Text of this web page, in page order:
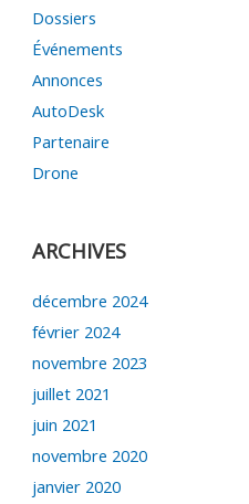
Dossiers
Événements
Annonces
AutoDesk
Partenaire
Drone
ARCHIVES
décembre 2024
février 2024
novembre 2023
juillet 2021
juin 2021
novembre 2020
janvier 2020